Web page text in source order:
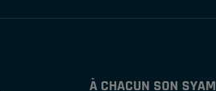
À CHACUN SON SYAM